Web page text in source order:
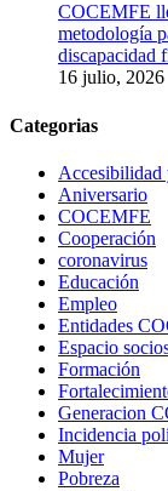
COCEMFE
metodología
discapacidad
16 julio, 2026
Categorias
Accesibilidad
Aniversario
COCEMFE
Cooperación
coronavirus
Educación
Empleo
Entidades
Espacio
Formación
Generacion
Incidencia
Mujer
Pobreza